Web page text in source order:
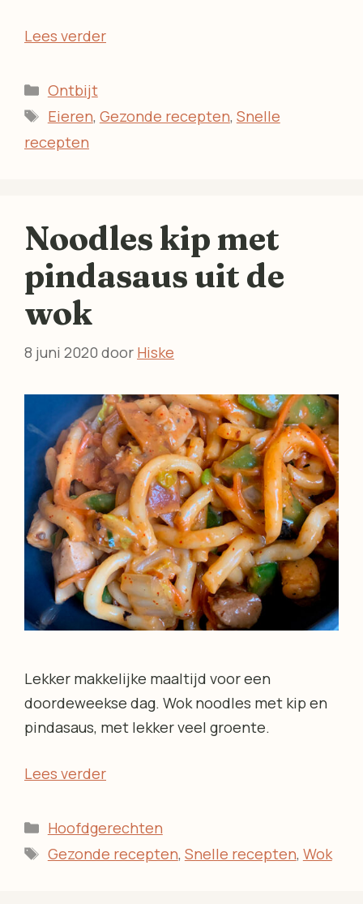
Lees verder
Categorieën
Ontbijt
Tags
Eieren, Gezonde recepten, Snelle
recepten
Noodles kip met
pindasaus uit de
wok
8 juni 2020 door Hiske
Lekker makkelijke maaltijd voor een
doordeweekse dag. Wok noodles met kip en
pindasaus, met lekker veel groente.
Lees verder
Categorieën
Hoofdgerechten
Tags
Gezonde recepten, Snelle recepten, Wok